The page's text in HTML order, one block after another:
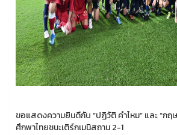
ขอแสดงความยินดีกับ “ปฏิวัติ คำไหม” และ “กฤ
ศึกพาไทยชนะเติร์กเมนิสถาน 2-1